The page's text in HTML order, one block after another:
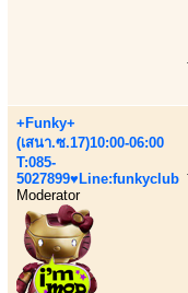
+Funky+
(เสนา.ซ.17)10:00-06:00
T:085-
5027899♥Line:funkyclub
Moderator